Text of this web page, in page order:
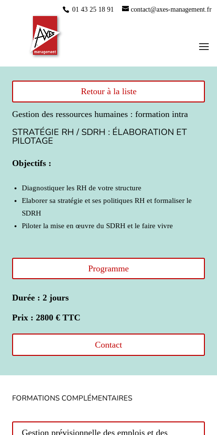
01 43 25 18 91 contact@axes-management.fr
Retour à la liste
Gestion des ressources humaines : formation intra
STRATÉGIE RH / SDRH : ÉLABORATION ET
PILOTAGE
Objectifs :
Diagnostiquer les RH de votre structure
Elaborer sa stratégie et ses politiques RH et formaliser le
SDRH
Piloter la mise en œuvre du SDRH et le faire vivre
Programme
Durée : 2 jours
Prix : 2800 € TTC
Contact
FORMATIONS COMPLÉMENTAIRES
Gestion prévisionnelle des emplois et des